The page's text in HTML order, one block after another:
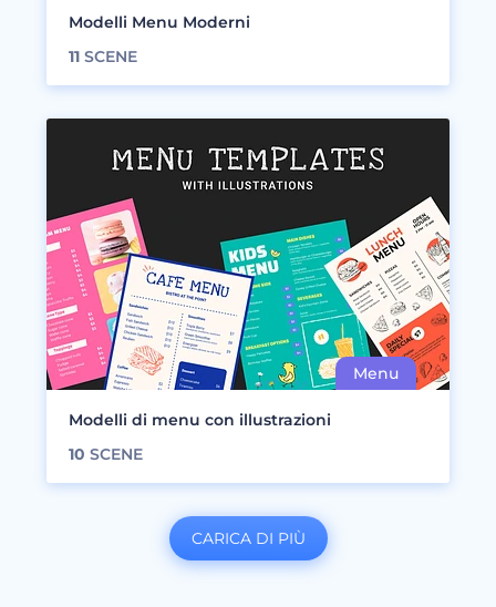
Modelli Menu Moderni
11 SCENE
Modelli di menu con illustrazioni
10 SCENE
CARICA DI PIÙ